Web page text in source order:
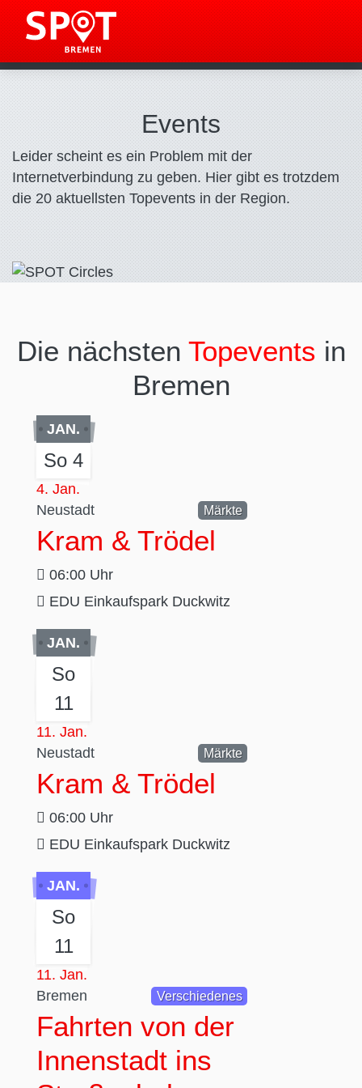
Events
Leider scheint es ein Problem mit der
Internetverbindung zu geben. Hier gibt es trotzdem
die 20 aktuellsten Topevents in der Region.
Die nächsten Topevents in
Bremen
JAN.
So 4
4. Jan.
Neustadt
Märkte
Kram & Trödel
06:00 Uhr
EDU Einkaufspark Duckwitz
JAN.
So
11
11. Jan.
Neustadt
Märkte
Kram & Trödel
06:00 Uhr
EDU Einkaufspark Duckwitz
JAN.
So
11
11. Jan.
Bremen
Verschiedenes
Fahrten von der
Innenstadt ins